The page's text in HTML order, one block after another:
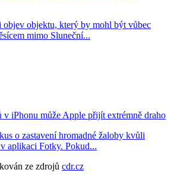
objektu, který by mohl být vůbec
mimo Sluneční...
v iPhonu může Apple přijít extrémně draho
o zastavení hromadné žaloby kvůli
aplikaci Fotky. Pokud...
ze zdrojů cdr.cz